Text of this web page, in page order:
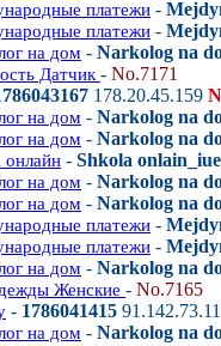
платежи -
платежи -
на дом - Narkolog na
Датчик - No.7171
178.20.45.159
на дом - Narkolog na
на дом - Narkolog na
- Shkola
на дом - Narkolog na
на дом - Narkolog na
платежи -
платежи -
на дом - Narkolog na
Женские - No.7165
- 1786041415
на дом - Narkolog na